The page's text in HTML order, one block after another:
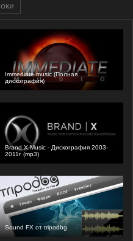
Immediate music (Полная
дискография)
Brand X Music - Дискография 2003-
2011г (mp3)
Sound FX от tripodbg